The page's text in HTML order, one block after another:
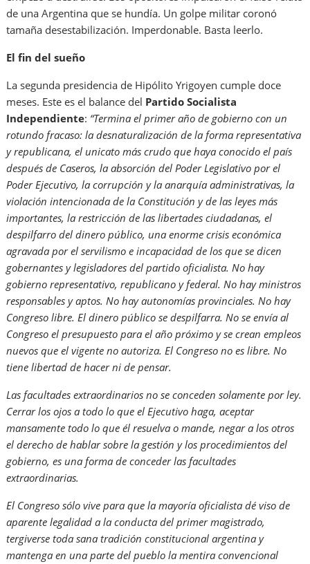
de una Argentina que se hundía. Un golpe militar coronó
tamaña desestabilización. Imperdonable. Basta leerlo.
El fin del sueño
La segunda presidencia de Hipólito Yrigoyen cumple doce
meses. Este es el balance del Partido Socialista
Independiente: “Termina el primer año de gobierno con un
rotundo fracaso: la desnaturalización de la forma representativa
y republicana, el unicato más crudo que haya conocido el país
después de Caseros, la absorción del Poder Legislativo por el
Poder Ejecutivo, la corrupción y la anarquía administrativas, la
violación intencionada de la Constitución y de las leyes más
importantes, la restricción de las libertades ciudadanas, el
despilfarro del dinero público, una enorme crisis económica
agravada por el servilismo e incapacidad de los que se dicen
gobernantes y legisladores del partido oficialista. No hay
gobierno representativo, republicano y federal. No hay ministros
responsables y aptos. No hay autonomías provinciales. No hay
Congreso libre. El dinero público se despilfarra. No se envía al
Congreso el presupuesto para el año próximo y se crean empleos
nuevos que el vigente no autoriza. El Congreso no es libre. No
tiene libertad de hacer ni de pensar.
Las facultades extraordinarios no se conceden solamente por ley.
Cerrar los ojos a todo lo que el Ejecutivo haga, aceptar
mansamente todo lo que él resuelva o mande, negar a los otros
el derecho de hablar sobre la gestión y los procedimientos del
gobierno, es una forma de conceder las facultades
extraordinarias.
El Congreso sólo vive para que la mayoría oficialista dé viso de
aparente legalidad a la conducta del primer magistrado,
tergiverse toda sana tradición constitucional argentina y
mantenga en una parte del pueblo la mentira convencional